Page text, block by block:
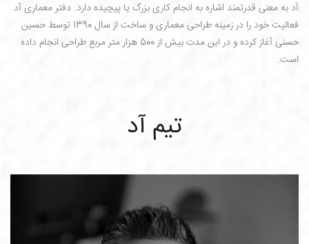
آد به معنی قدرتمند اشاره به انجام کاری بزرگ یا پیچیده دارد. دفتر معماری آد
فعالیت خود را در زمینه طراحی معماری و ساخت از سال 1390 توسط حسین
حسنی آغاز کرده و در این مدت بیش از 500 هزار متر مربع طراحی انجام داده
است.
تیم آد